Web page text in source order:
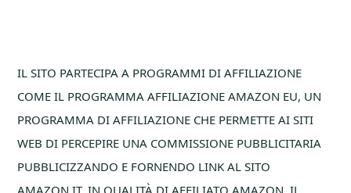
Footer
IL SITO PARTECIPA A PROGRAMMI DI AFFILIAZIONE
COME IL PROGRAMMA AFFILIAZIONE AMAZON EU, UN
PROGRAMMA DI AFFILIAZIONE CHE PERMETTE AI SITI
WEB DI PERCEPIRE UNA COMMISSIONE PUBBLICITARIA
PUBBLICIZZANDO E FORNENDO LINK AL SITO